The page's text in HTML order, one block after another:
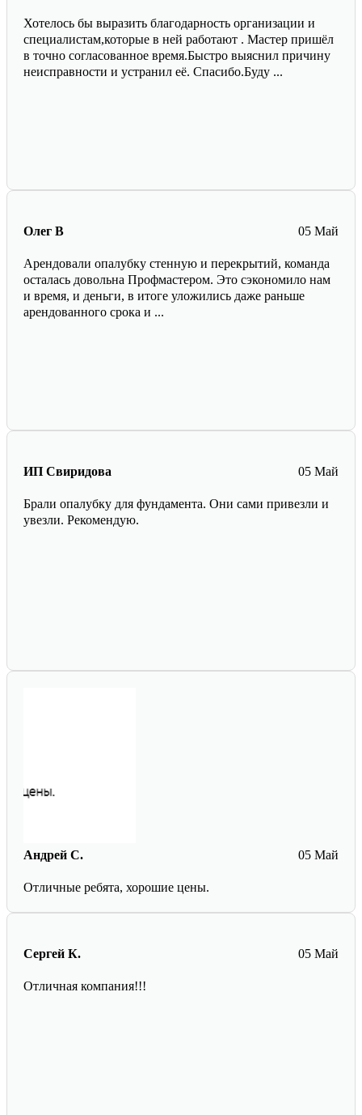
Хотелось бы выразить благодарность организации и
специалистам,которые в ней работают . Мастер пришёл
в точно согласованное время.Быстро выяснил причину
неисправности и устранил её. Спасибо.Буду ...
05 Май
Олег В
Арендовали опалубку стенную и перекрытий, команда
осталась довольна Профмастером. Это сэкономило нам
и время, и деньги, в итоге уложились даже раньше
арендованного срока и ...
05 Май
ИП Свиридова
Брали опалубку для фундамента. Они сами привезли и
увезли. Рекомендую.
05 Май
Андрей С.
Отличные ребята, хорошие цены.
05 Май
Сергей К.
Отличная компания!!!